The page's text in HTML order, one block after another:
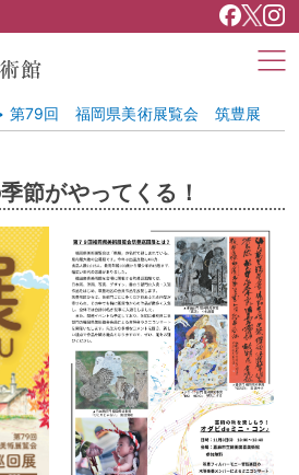
第79回 福岡県美術展覧会 筑豊展
節がやってくる！